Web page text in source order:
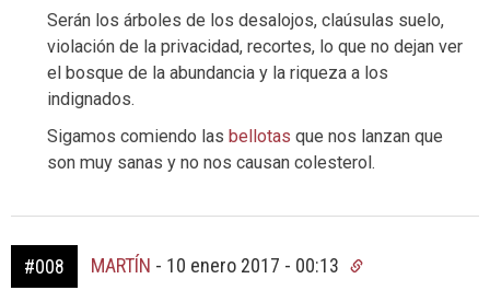
Serán los árboles de los desalojos, claúsulas suelo,
violación de la privacidad, recortes, lo que no dejan ver
el bosque de la abundancia y la riqueza a los
indignados.
Sigamos comiendo las bellotas que nos lanzan que
son muy sanas y no nos causan colesterol.
#008 MARTÍN - 10 enero 2017 - 00:13